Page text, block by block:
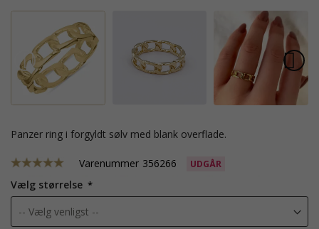
panzer ring i forgyldt sølv med blank overflade.
Varenummer 356266 UDGÅR
Vælg størrelse